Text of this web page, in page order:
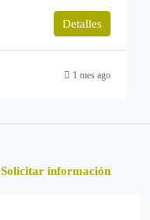
Detalles
1 mes ago
Solicitar información